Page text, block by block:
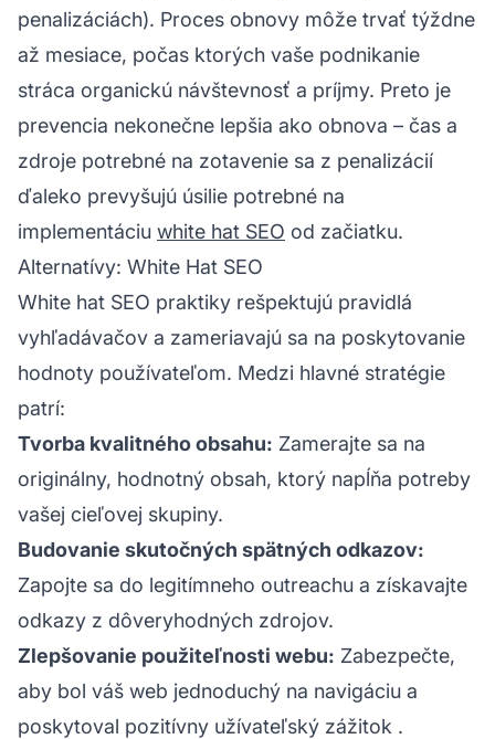
penalizáciách). Proces obnovy môže trvať týždne
až mesiace, počas ktorých vaše podnikanie
stráca organickú návštevnosť a príjmy. Preto je
prevencia nekonečne lepšia ako obnova – čas a
zdroje potrebné na zotavenie sa z penalizácií
ďaleko prevyšujú úsilie potrebné na
implementáciu white hat SEO od začiatku.
Alternatívy: White Hat SEO
White hat SEO praktiky rešpektujú pravidlá
vyhľadávačov a zameriavajú sa na poskytovanie
hodnoty používateľom. Medzi hlavné stratégie
patrí:
Tvorba kvalitného obsahu: Zamerajte sa na
originálny, hodnotný obsah, ktorý napĺňa potreby
vašej cieľovej skupiny.
Budovanie skutočných spätných odkazov:
Zapojte sa do legitímneho outreachu a získavajte
odkazy z dôveryhodných zdrojov.
Zlepšovanie použiteľnosti webu: Zabezpečte,
aby bol váš web jednoduchý na navigáciu a
poskytoval pozitívny užívateľský zážitok .